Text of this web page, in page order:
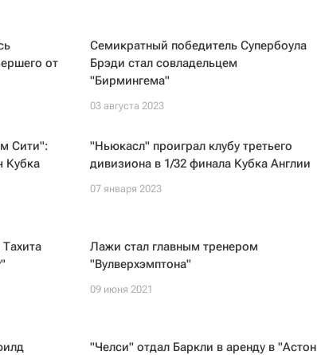
от
Семикратный победитель Супербоула
Брэди стал совладельцем
"Бирмингема"
03 августа 2023
Сити":
Кубка
"Ньюкасл" проиграл клубу третьего
дивизиона в 1/32 финала Кубка Англии
07 января 2023
Лажи стал главным тренером
"Вулверхэмптона"
09 июня 2021
"Челси" отдал Баркли в аренду в "Астон